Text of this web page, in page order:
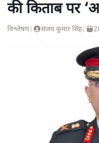
की किताब पर
विश्लेषण| संजय कुमार सिंह|